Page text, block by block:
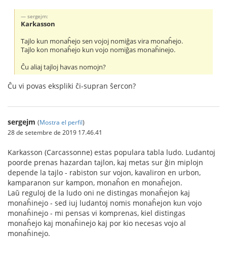
sergejm:
Karkasson
Tajlo kun monaĥejo sen vojoj nomiĝas vira monaĥejo.
Tajlo kon monaĥejo kun vojo nomiĝas monaĥinejo.
Ĉu aliaj tajloj havas nomojn?
Ĉu vi povas ekspliki ĉi-supran ŝercon?
sergejm (Mostra el perfil)
28 de setembre de 2019 17.46.41
Karkasson (Carcassonne) estas populara tabla ludo. Ludantoj
poorde prenas hazardan tajlon, kaj metas sur ĝin miplojn
depende la tajlo - rabiston sur vojon, kavaliron en urbon,
kamparanon sur kampon, monaĥon en monaĥejon.
Laŭ reguloj de la ludo oni ne distingas monaĥejon kaj
monaĥinejo - sed iuj ludantoj nomis monaĥejon kun vojo
monaĥinejo - mi pensas vi komprenas, kiel distingas
monaĥejo kaj monaĥinejo kaj por kio necesas vojo al
monaĥinejo.